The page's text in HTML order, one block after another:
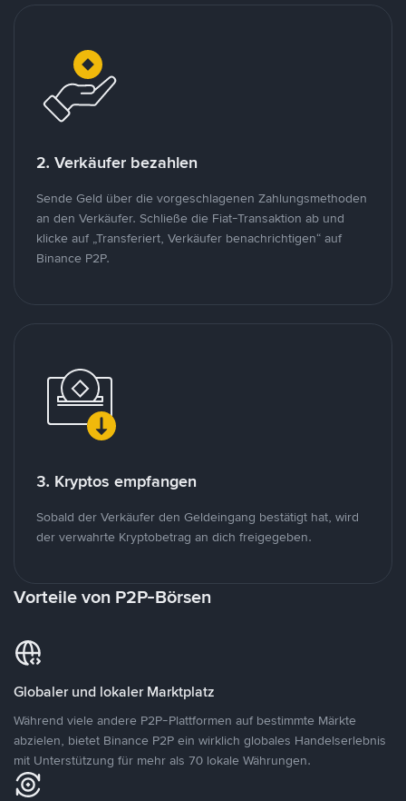
2. Verkäufer bezahlen
Sende Geld über die vorgeschlagenen Zahlungsmethoden
an den Verkäufer. Schließe die Fiat-Transaktion ab und
klicke auf „Transferiert, Verkäufer benachrichtigen“ auf
Binance P2P.
3. Kryptos empfangen
Sobald der Verkäufer den Geldeingang bestätigt hat, wird
der verwahrte Kryptobetrag an dich freigegeben.
Vorteile von P2P-Börsen
Globaler und lokaler Marktplatz
Während viele andere P2P-Plattformen auf bestimmte Märkte
abzielen, bietet Binance P2P ein wirklich globales Handelserlebnis
mit Unterstützung für mehr als 70 lokale Währungen.